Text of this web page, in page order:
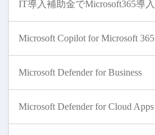
IT導入補助金でMicrosoft365導入
Microsoft Copilot for Microsoft 365
Microsoft Defender for Business
Microsoft Defender for Cloud Apps